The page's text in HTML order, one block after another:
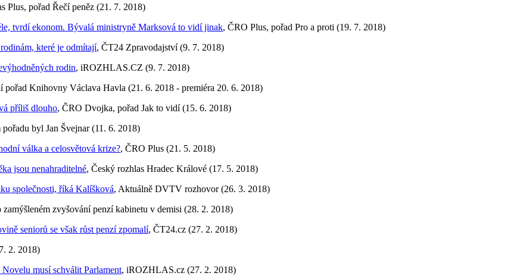
Plus, pořad Řečí peněz (21. 7. 2018)
tvrdí ekonom. Bývalá ministryně Marksová to vidí jinak, ČRO Plus, pořad Pro a proti (19. 7. 2018)
které je odmítají, ČT24 Zpravodajství (9. 7. 2018)
rodin, iROZHLAS.CZ (9. 7. 2018)
pořad Knihovny Václava Havla (21. 6. 2018 - premiéra 20. 6. 2018)
příliš dlouho, ČRO Dvojka, pořad Jak to vidí (15. 6. 2018)
pořadu byl Jan Švejnar (11. 6. 2018)
válka a celosvětová krize?, ČRO Plus (21. 5. 2018)
jsou nenahraditelné, Český rozhlas Hradec Králové (17. 5. 2018)
společnosti, říká Kalíšková, Aktuálně DVTV rozhovor (26. 3. 2018)
zvyšování penzí kabinetu v demisi (28. 2. 2018)
seniorů se však růst penzí zpomalí, ČT24.cz (27. 2. 2018)
2. 2018)
musí schválit Parlament, iROZHLAS.cz (27. 2. 2018)